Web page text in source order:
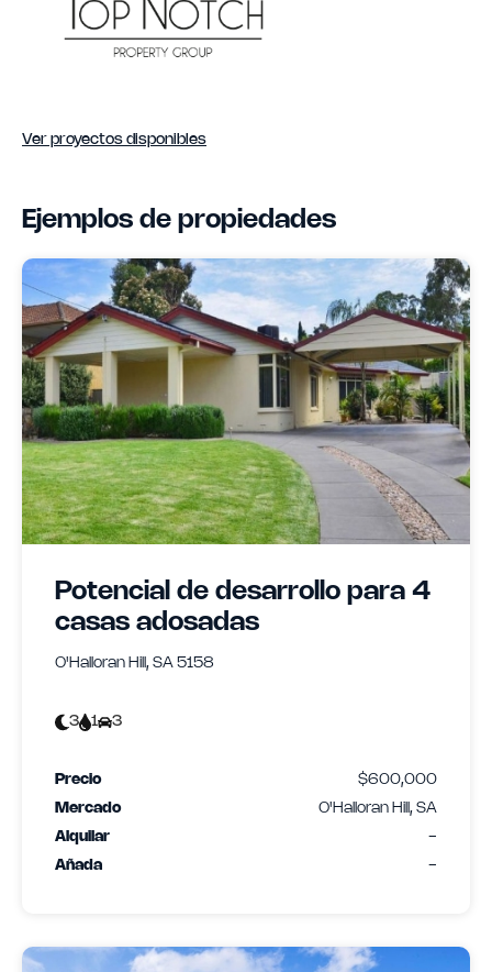
Ver proyectos disponibles
Ejemplos de propiedades
Potencial de desarrollo para 4
casas adosadas
O'Halloran Hill, SA 5158
3 1 3
Precio
$600,000
Mercado
O'Halloran Hill, SA
Alquilar
-
Añada
-